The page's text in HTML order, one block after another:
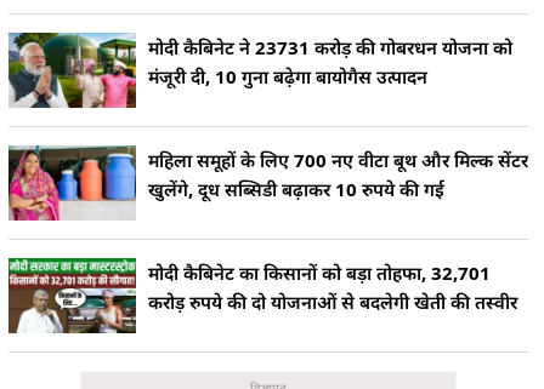
मोदी कैबिनेट ने 23731 करोड़ की गोबरधन योजना को
मंजूरी दी, 10 गुना बढ़ेगा बायोगैस उत्पादन
महिला समूहों के लिए 700 नए वीटा बूथ और मिल्क सेंटर
खुलेंगे, दूध सब्सिडी बढ़ाकर 10 रुपये की गई
मोदी कैबिनेट का किसानों को बड़ा तोहफा, 32,701
करोड़ रुपये की दो योजनाओं से बदलेगी खेती की तस्वीर